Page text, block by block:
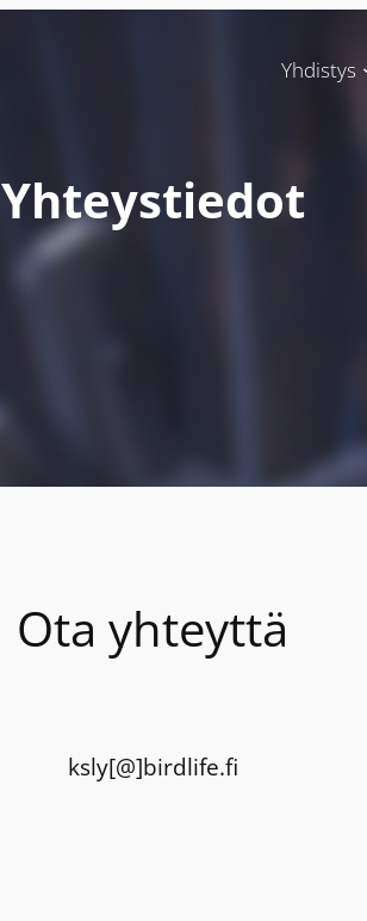
Yhdistys
Yhteystiedot
Ota yhteyttä
ksly[@]birdlife.fi